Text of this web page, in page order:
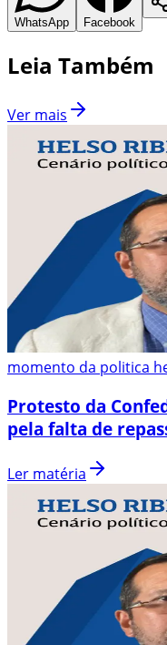
WhatsApp Facebook
Leia Também
Ver mais
momento da politica
Protesto da
pela falta de
Ler matéria